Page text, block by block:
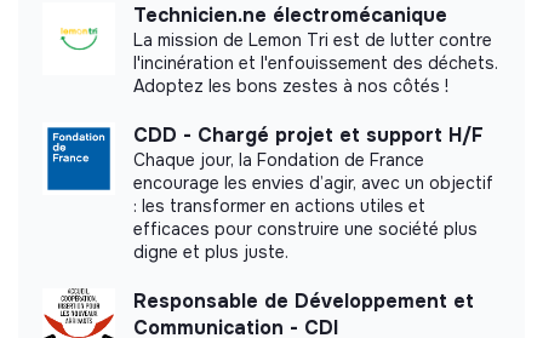
Website
Cooperative
Between 15 and 50
Mobility
Technicien.ne électromécanique
La mission de Lemon Tri est de lutter contre
l'incinération et l'enfouissement des déchets.
Adoptez les bons zestes à nos côtés !
CDD - Chargé projet et support H/F
Chaque jour, la Fondation de France
encourage les envies d’agir, avec un objectif
: les transformer en actions utiles et
efficaces pour construire une société plus
digne et plus juste.
Responsable de Développement et
Communication - CDI